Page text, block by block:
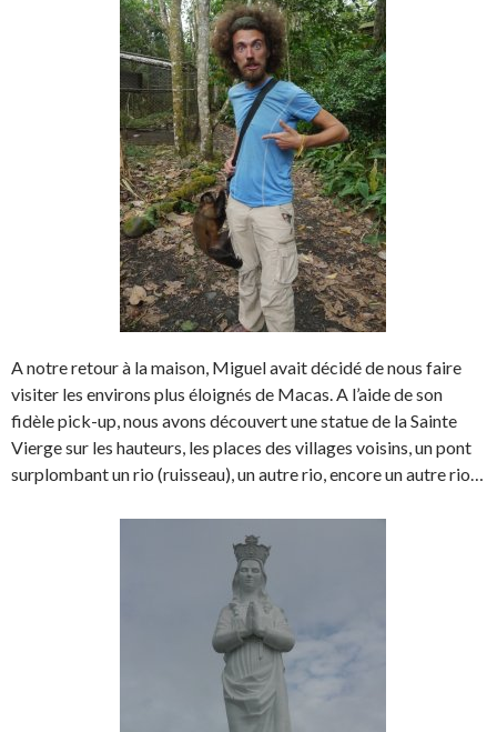
A notre retour à la maison, Miguel avait décidé de nous faire
visiter les environs plus éloignés de Macas. A l’aide de son
fidèle pick-up, nous avons découvert une statue de la Sainte
Vierge sur les hauteurs, les places des villages voisins, un pont
surplombant un rio (ruisseau), un autre rio, encore un autre rio…